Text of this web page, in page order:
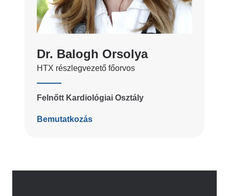
Dr. Balogh Orsolya
HTX részlegvezető főorvos
Felnőtt Kardiológiai Osztály
Bemutatkozás